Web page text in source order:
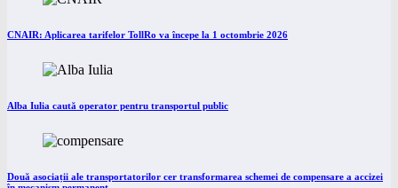
CNAIR: Aplicarea tarifelor TollRo va începe la 1 octombrie 2026
Alba Iulia caută operator pentru transportul public
Două asociații ale transportatorilor cer transformarea schemei de compensare a accizei